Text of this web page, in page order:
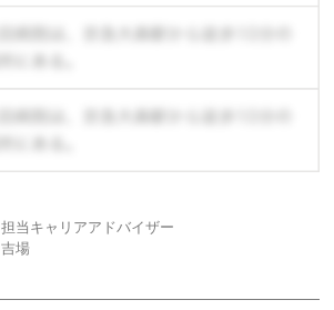
担当キャリアアドバイザー
吉場